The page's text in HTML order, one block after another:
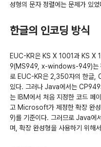
성형의 문자 정렬에는 문제가 있었
한글의 인코딩 방식
EUC-KR은 KS X 1001과 KS X
9(MS949, x-windows-949)는
로 EUC-KR은 2,350자의 한글,
있다. 그러나 Java에서는
는 IBM에서 처음 지정한 코드
고 Microsoft가 제정한 확장
9)를 기준이다. 그러므로 Java에
며, 확장 완성형을 사용하기 위해